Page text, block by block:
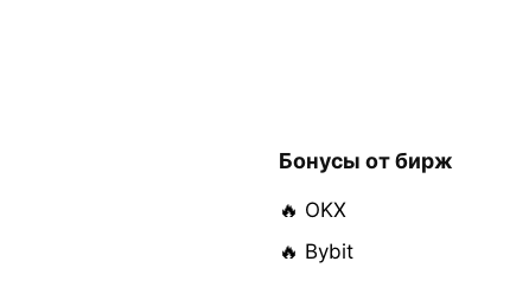
Бонусы от бирж
🔥 OKX
🔥 Bybit